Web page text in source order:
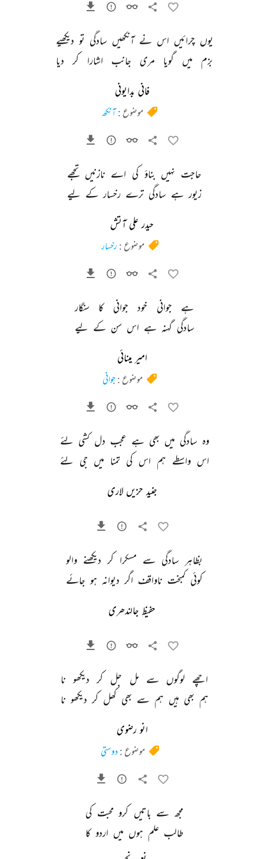
یوں چرائیں اس نے آنکھیں سادگی تو دیکھیے
بزم
میں گویا مری جانب اشارا کر دیا
فانی بدایونی
موضوع :آنکھ
حاجت نہیں بناؤ کی اے نازنیں تجھے
زیور ہے سادگی ترے رخسار کے لیے
حیدر علی آتش
موضوع : رخسار
ہے جوانی خود جوانی کا
سنگار
سادگی گہنہ ہے اس سن کے لیے
امیر مینائی
موضوع :جوانی
وہ سادگی میں بھی ہے عجب دل کشی لئے
اس واسطے ہم اس کی تمنا میں جی لئے
جنید حزیں لاری
بظاہر سادگی سے مسکرا کر دیکھنے والو
کوئی کمبخت ناواقف اگر دیوانہ ہو جائے
حفیظ جالندھری
اچھے لوگوں سے مل جل کر دیکھو نا
ہم بھی ہیں ہم سے بھی کھل کر دیکھو نا
انو رضوی
موضوع :دوستی
مجھ سے باتیں کرو محبت کی
طالب علم ہوں میں اردو کا